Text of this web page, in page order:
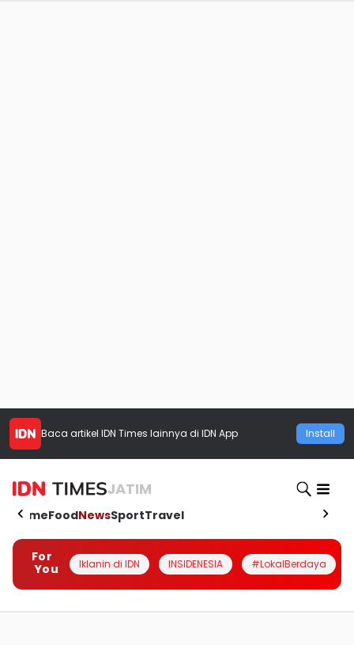
Baca artikel IDN Times lainnya di IDN App Install
JATIM
HomeFoodNewsSportTravel
For
You
Iklanin di IDN INSIDENESIA #LokalBerdaya